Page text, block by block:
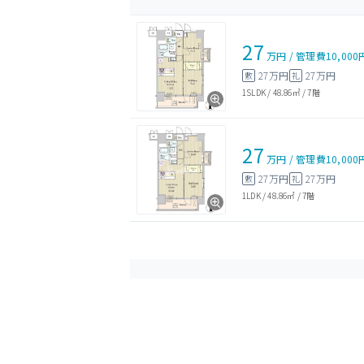
27 万円 /管理費10,000
敷 27万円 礼 27万円
1SLDK / 48.86㎡/7階
27 万円 /管理費10,000
敷 27万円 礼 27万円
1LDK/48.86㎡ /7階